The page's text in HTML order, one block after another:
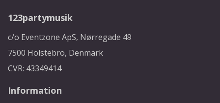
123partymusik
c/o Eventzone ApS, Nørregade 49
7500 Holstebro, Denmark
CVR: 43349414
Information